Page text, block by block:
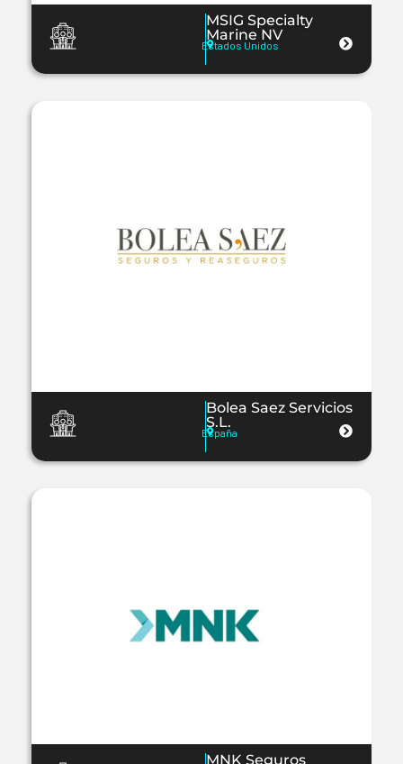
MSIG Specialty
Marine NV
Estados Unidos
Bolea Saez Servicios
S.L.
España
MNK Seguros